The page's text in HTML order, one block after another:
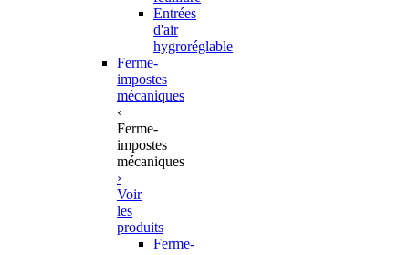
Entrées
d'air
hygroréglable
Ferme-
impostes
mécaniques
‹
Ferme-
impostes
mécaniques
›
Voir
les
produits
Ferme-